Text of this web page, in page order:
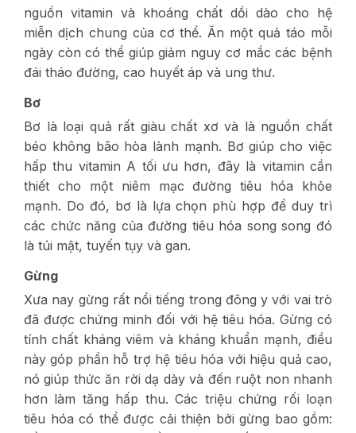
nguồn vitamin và khoáng chất dồi dào cho hệ
miễn dịch chung của cơ thể. Ăn một quả táo mỗi
ngày còn có thể giúp giảm nguy cơ mắc các bệnh
đái tháo đường, cao huyết áp và ung thư.
Bơ
Bơ là loại quả rất giàu chất xơ và là nguồn chất
béo không bão hòa lành mạnh. Bơ giúp cho việc
hấp thu vitamin A tối ưu hơn, đây là vitamin cần
thiết cho một niêm mạc đường tiêu hóa khỏe
mạnh. Do đó, bơ là lựa chọn phù hợp để duy trì
các chức năng của đường tiêu hóa song song đó
là túi mật, tuyến tụy và gan.
Gừng
Xưa nay gừng rất nổi tiếng trong đông y với vai trò
đã được chứng minh đối với hệ tiêu hóa. Gừng có
tính chất kháng viêm và kháng khuẩn mạnh, điều
này góp phần hỗ trợ hệ tiêu hóa với hiệu quả cao,
nó giúp thức ăn rời dạ dày và đến ruột non nhanh
hơn làm tăng hấp thu. Các triệu chứng rối loạn
tiêu hóa có thể được cải thiện bởi gừng bao gồm: